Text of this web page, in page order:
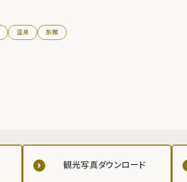
温泉 旅館
観光写真ダウンロード